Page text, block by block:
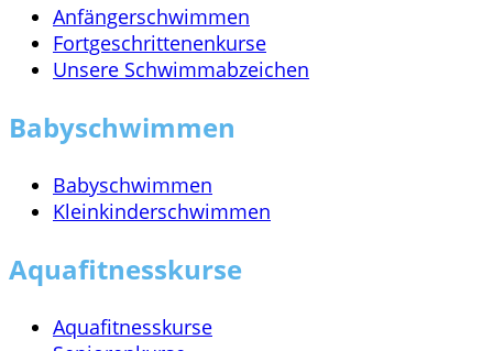
Anfängerschwimmen
Fortgeschrittenenkurse
Unsere Schwimmabzeichen
Babyschwimmen
Babyschwimmen
Kleinkinderschwimmen
Aquafitnesskurse
Aquafitnesskurse